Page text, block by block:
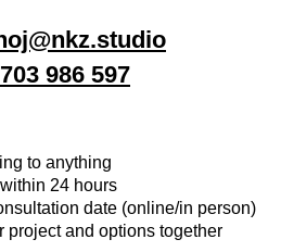
986 597
to anything
24 hours
date (online/in person)
project and options together